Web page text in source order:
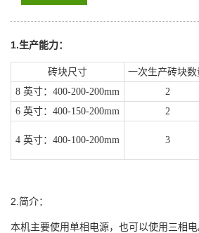
1.生产能力：
砖块尺寸 一次生产砖块数
8 英寸： 400-200-200mm 2
6 英寸： 400-150-200mm 2
4 英寸： 400-100-200mm 3
2.简介：
本机主要使用单相电源，也可以使用三相